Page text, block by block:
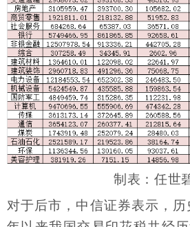
制表：任世
对于后市，中信证券表示，